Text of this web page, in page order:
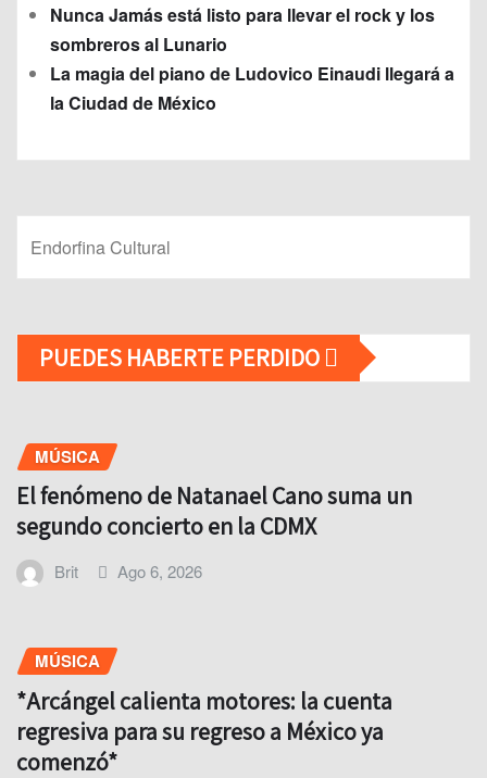
Nunca Jamás está listo para llevar el rock y los
sombreros al Lunario
La magia del piano de Ludovico Einaudi llegará a
la Ciudad de México
Endorfina Cultural
PUEDES HABERTE PERDIDO
MÚSICA
El fenómeno de Natanael Cano suma un
segundo concierto en la CDMX
Brit Ago 6, 2026
MÚSICA
*Arcángel calienta motores: la cuenta
regresiva para su regreso a México ya
comenzó*